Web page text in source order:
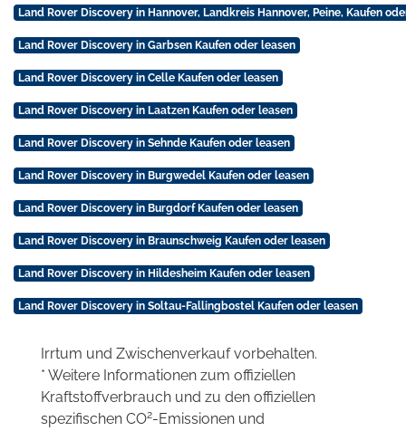
Land Rover Discovery in Hannover, Landkreis Hannover, Peine, Kaufen
Land Rover Discovery in Garbsen Kaufen oder leasen
Land Rover Discovery in Celle Kaufen oder leasen
Land Rover Discovery in Laatzen Kaufen oder leasen
Land Rover Discovery in Sehnde Kaufen oder leasen
Land Rover Discovery in Burgwedel Kaufen oder leasen
Land Rover Discovery in Burgdorf Kaufen oder leasen
Land Rover Discovery in Braunschweig Kaufen oder leasen
Land Rover Discovery in Hildesheim Kaufen oder leasen
Land Rover Discovery in Soltau-Fallingbostel Kaufen oder leasen
Irrtum und Zwischenverkauf vorbehalten.
* Weitere Informationen zum offiziellen
Kraftstoffverbrauch und zu den offiziellen
spezifischen CO2-Emissionen und